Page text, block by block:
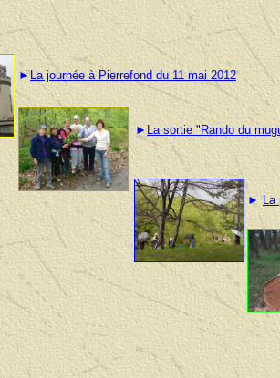
►La journée à Pierrefond du 11 mai 2012
► La sortie "Rando du
► La